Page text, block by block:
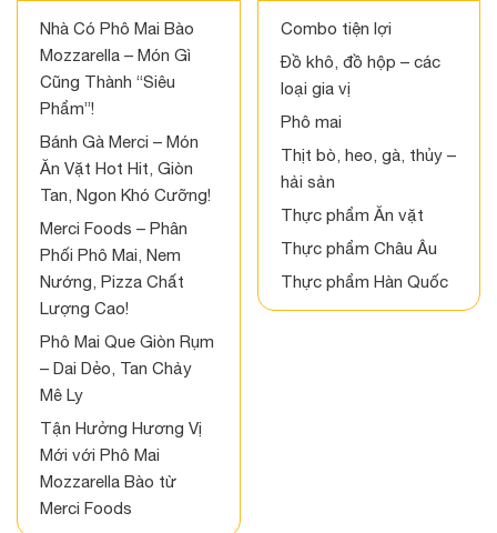
Nhà Có Phô Mai Bào
Mozzarella – Món Gì
Cũng Thành “Siêu
Phẩm”!
Bánh Gà Merci – Món
Ăn Vặt Hot Hit, Giòn
Tan, Ngon Khó Cưỡng!
Merci Foods – Phân
Phối Phô Mai, Nem
Nướng, Pizza Chất
Lượng Cao!
Phô Mai Que Giòn Rụm
– Dai Dẻo, Tan Chảy
Mê Ly
Tận Hưởng Hương Vị
Mới với Phô Mai
Mozzarella Bào từ
Merci Foods
Combo tiện lợi
Đồ khô, đồ hộp – các
loại gia vị
Phô mai
Thịt bò, heo, gà, thủy –
hải sản
Thực phẩm Ăn vặt
Thực phẩm Châu Âu
Thực phẩm Hàn Quốc